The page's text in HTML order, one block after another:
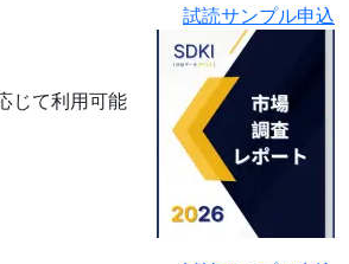
試読サンプル申込
じて利用可能